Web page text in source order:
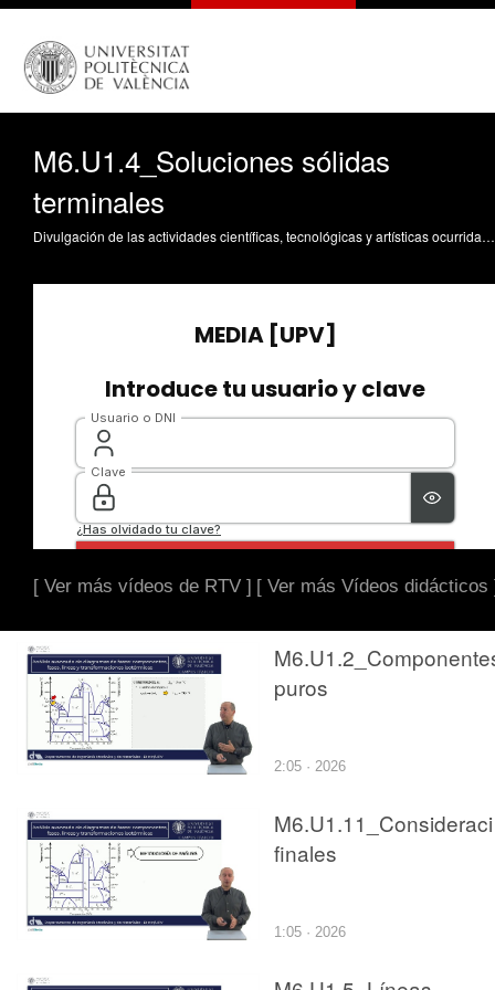
M6.U1.4_Soluciones sólidas
terminales
Divulgación de las actividades científicas, tecnológicas y artísticas ocurridas en los tres campus de la UPV
[ Ver más vídeos de RTV ] [ Ver más Vídeos didácticos
puros
2:05 · 2026
finales
1:05 · 2026